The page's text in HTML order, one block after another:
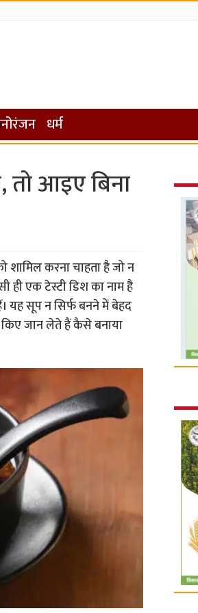
धर्म
आइए बिना
शामिल करना चाहता है जो न
ही एक टेस्टी डिश का नाम है
सूप न सिर्फ बनने में बेहद
जान लेते हैं कैसे बनाया